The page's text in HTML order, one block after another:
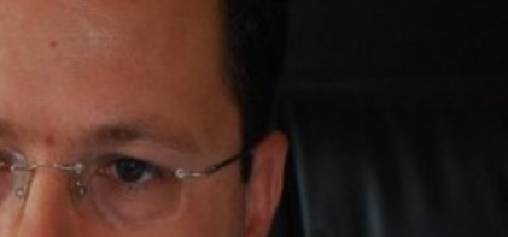
Birçok uyku hastalığının